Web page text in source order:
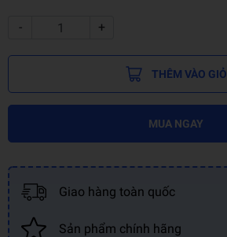
- +
THÊM VÀO GIỎ
MUA NGAY
Giao hàng toàn quốc
Sản phẩm chính hãng